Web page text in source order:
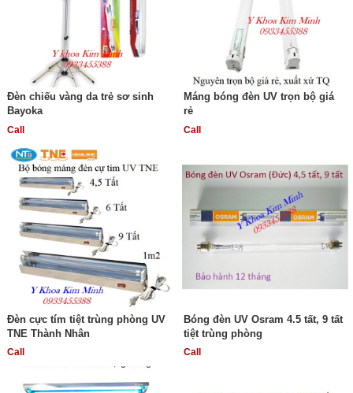
Đèn chiếu vàng da trẻ sơ sinh
Bayoka
Call
Máng bóng đèn UV trọn bộ giá
rẻ
Call
Đèn cực tím tiệt trùng phòng UV
TNE Thành Nhân
Call
Bóng đèn UV Osram 4.5 tất, 9 tất
tiệt trùng phòng
Call